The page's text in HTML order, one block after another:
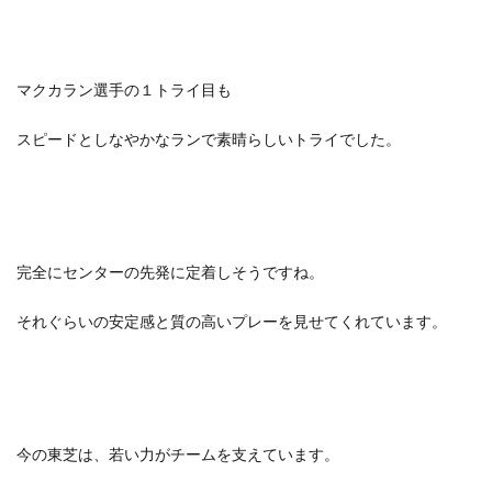
マクカラン選手の１トライ目も
スピードとしなやかなランで素晴らしいトライでした。
完全にセンターの先発に定着しそうですね。
それぐらいの安定感と質の高いプレーを見せてくれています。
今の東芝は、若い力がチームを支えています。